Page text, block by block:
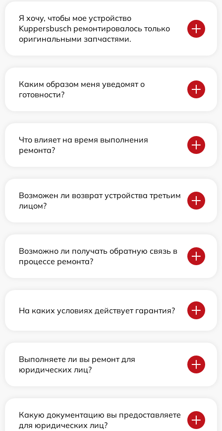
Я хочу, чтобы мое устройство
Kuppersbusch ремонтировалось только
оригинальными запчастями.
Каким образом меня уведомят о
готовности?
Что влияет на время выполнения
ремонта?
Возможен ли возврат устройства третьим
лицом?
Возможно ли получать обратную связь в
процессе ремонта?
На каких условиях действует гарантия?
Выполняете ли вы ремонт для
юридических лиц?
Какую документацию вы предоставляете
для юридических лиц?